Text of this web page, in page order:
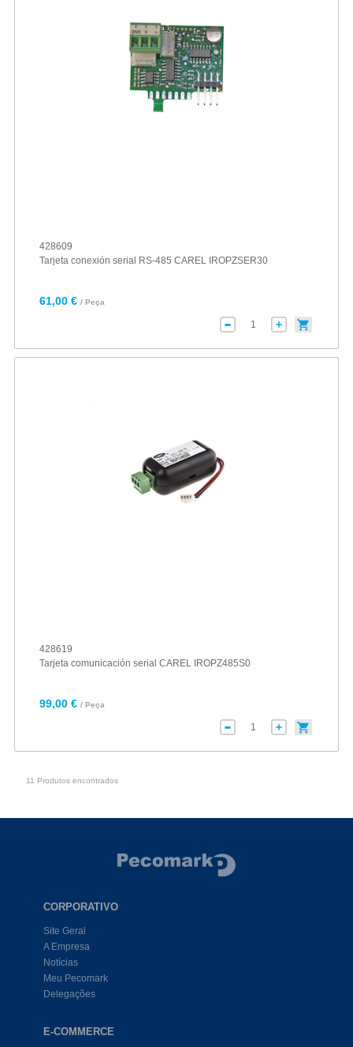
428609
Tarjeta conexión serial RS-485 CAREL IROPZSER30
61,00 € / Peça
428619
Tarjeta comunicación serial CAREL IROPZ485S0
99,00 € / Peça
11 Produtos encontrados
CORPORATIVO
Site Geral
A Empresa
Notícias
Meu Pecomark
Delegações
E-COMMERCE